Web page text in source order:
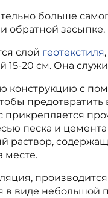
больше
обратной засыпке.
слой геотекстиля
15-20 см. Она
конструкцию с
прикрепляется
песка и
месте.
производится
в виде небольшой